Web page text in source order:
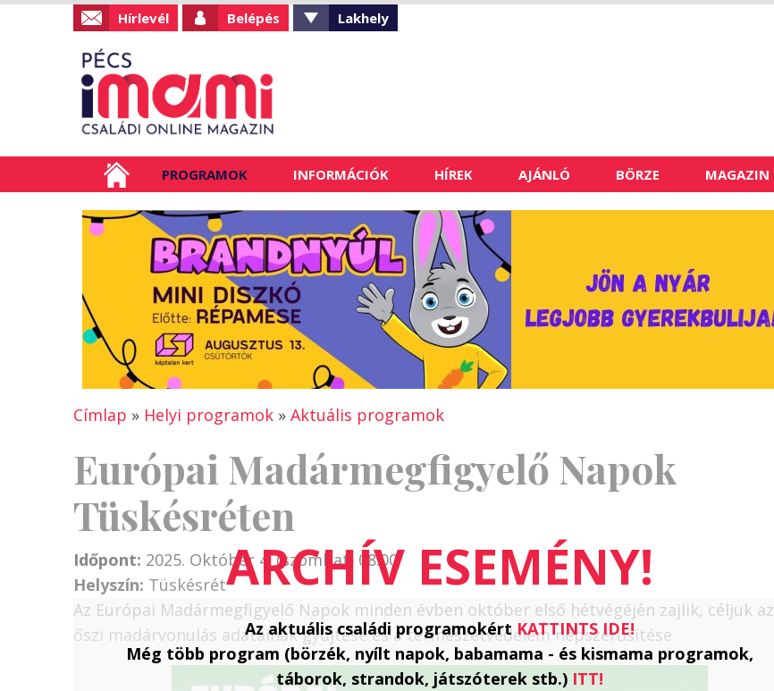
Hírlevél Belépés Lakhely
PROGRAMOK INFORMÁCIÓK HÍREK AJÁNLÓ BÖRZE MAGAZIN
Címlap » Helyi programok » Aktuális programok
Európai Madármegfigyelő Napok
Tüskésréten
Időpont: 2025. Október 4. (szombat) 08:00
Helyszín: Tüskésrét
Az Európai Madármegfigyelő Napok minden évben október első hétvégéjén zajlik, céljuk az
őszi madárvonulás adatainak gyűjtése és a természetvédelem népszerűsítése.
Az aktuális családi programokértKATTINTS IDE!
Még több program (börzék, nyílt napok, babamama - és kismama programok,
táborok, strandok, játszóterek stb.) ITT!